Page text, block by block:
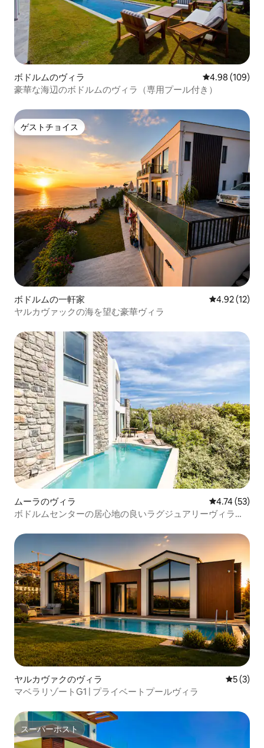
ボドルムのヴィラ レビュー109
4.98 (109)
豪華な海辺のボドルムのヴィラ（専用プール付き）
ゲストチョイス
ゲストチョイス
ボドルムの一軒家 レビュー12
4.92 (12)
ヤルカヴァックの海を望む豪華ヴィラ
ムーラのヴィラ レビュー53
4.74 (53)
ボドルムセンターの居心地の良いラグジュアリーヴィラ＆
ヤルカヴァクのヴィラ レビュー
5 (3)
マベラリゾートG1 | プライベートプールヴィラ
スーパーホスト
スーパーホスト